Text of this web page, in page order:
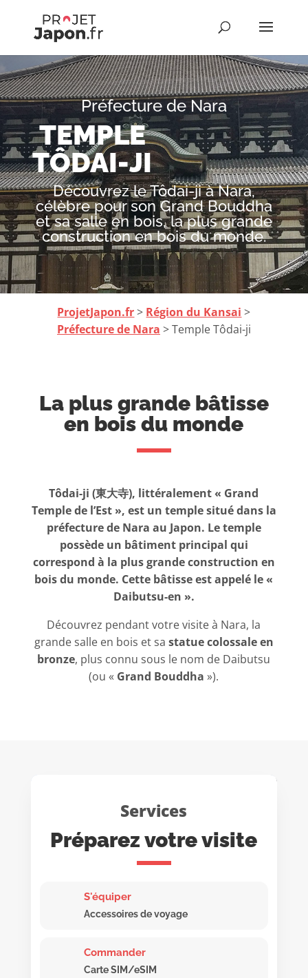
Préfecture de Nara
TEMPLE
TÔDAI-JI
Découvrez le Tôdai-ji à Nara,
célèbre pour son Grand Bouddha
et sa salle en bois, la plus grande
construction en bois du monde.
ProjetJapon.fr> Région du Kansai >
Préfecture de Nara > Temple Tôdai-ji
La plus grande bâtisse
en bois du monde
Tôdai-ji (東大寺), littéralement « Grand
Temple de l’Est », est un temple situé dans la
préfecture de Nara au Japon. Le temple
possède un bâtiment principal qui
correspond à la plus grande construction en
bois du monde. Cette bâtisse est appelé le «
Daibutsu-en ».
Découvrez pendant votre visite à Nara, la
grande salle en bois et sa statue colossale en
bronze, plus connu sous le nom de Daibutsu
(ou « Grand Bouddha »).
Services
Préparez votre visite
S'équiper
Accessoires de voyage
Commander
Carte SIM/eSIM